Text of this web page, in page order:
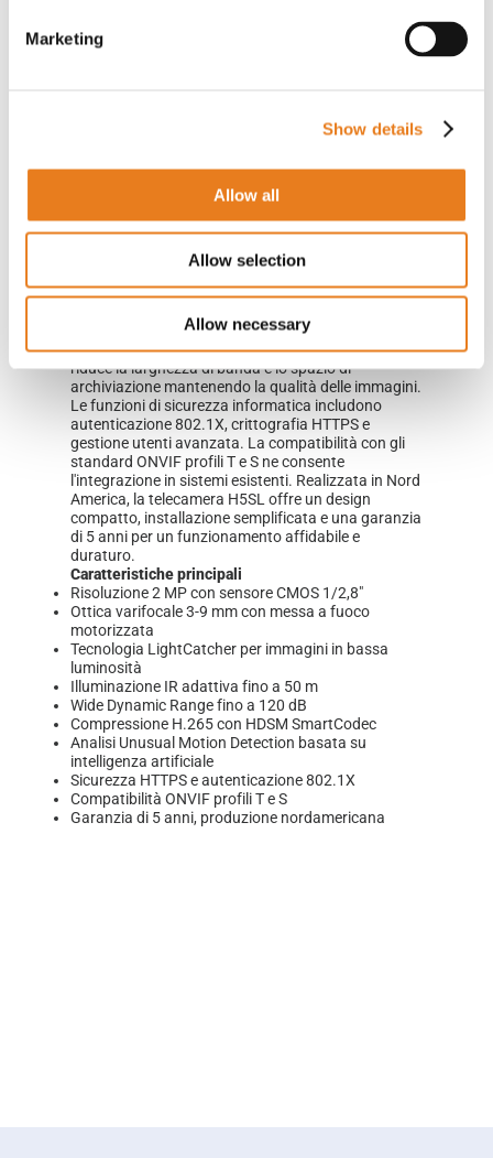
Marketing
Show details
Allow all
Allow selection
Allow necessary
videosorveglianza. Il sensore CMOS da 1/2,8"
cattura immagini in alta definizione con colori
scarsamente illuminati. Gli illuminatori IR adattivi
garantiscono una visione ottimale fino a 50 metri,
mentre il Wide Dynamic Range fino a 120 dB
permette di gestire efficacemente le aree con forti
Motion Detection rileva automaticamente
di monitoraggio e prevenendo incidenti.
La compressione H.265 con HDSM SmartCodec
riduce la larghezza di banda e lo spazio di
archiviazione mantenendo la qualità delle immagini.
Le funzioni di sicurezza informatica includono
autenticazione 802.1X, crittografia HTTPS e
gestione utenti avanzata. La compatibilità con gli
standard ONVIF profili T e S ne consente
l'integrazione in sistemi esistenti. Realizzata in Nord
America, la telecamera H5SL offre un design
compatto, installazione semplificata e una garanzia
di 5 anni per un funzionamento affidabile e
duraturo.
Caratteristiche principali
Risoluzione 2 MP con sensore CMOS 1/2,8"
Ottica varifocale 3-9 mm con messa a fuoco
motorizzata
Tecnologia LightCatcher per immagini in bassa
luminosità
Illuminazione IR adattiva fino a 50 m
Wide Dynamic Range fino a 120 dB
Compressione H.265 con HDSM SmartCodec
Analisi Unusual Motion Detection basata su
intelligenza artificiale
Sicurezza HTTPS e autenticazione 802.1X
Compatibilità ONVIF profili T e S
Garanzia di 5 anni, produzione nordamericana